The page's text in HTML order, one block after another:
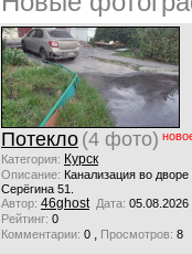
Потекло (4 фото)
Категория: Курск
Описание: Канализация во
Серёгина 51.
Автор: 46ghost Дата: 05.08.2026
Рейтинг: 0
Комментарии: 0 , Просмотров: 8